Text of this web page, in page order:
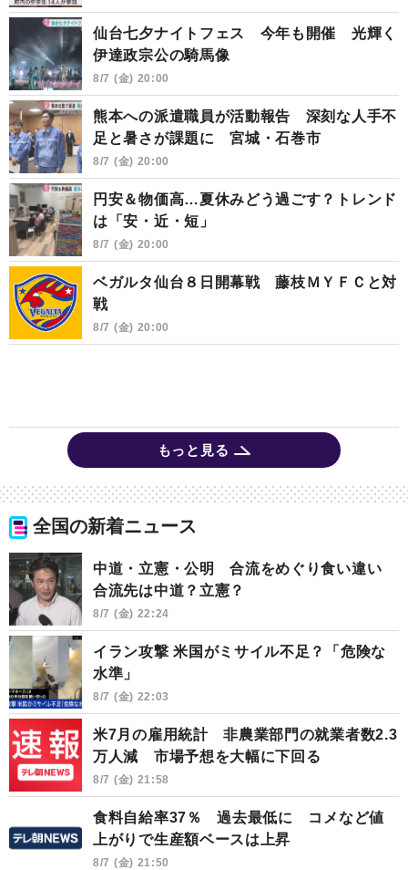
仙台七夕ナイトフェス 今年も開催 光輝く
伊達政宗公の騎馬像
8/7 (金) 20:00
熊本への派遣職員が活動報告 深刻な人手不
足と暑さが課題に 宮城・石巻市
8/7 (金) 20:00
円安＆物価高…夏休みどう過ごす？トレンド
は「安・近・短」
8/7 (金) 20:00
ベガルタ仙台８日開幕戦 藤枝ＭＹＦＣと対
戦
8/7 (金) 20:00
もっと見る
全国の新着ニュース
中道・立憲・公明 合流をめぐり食い違い
合流先は中道？立憲？
8/7 (金) 22:24
イラン攻撃 米国がミサイル不足？「危険な
水準」
8/7 (金) 22:03
米7月の雇用統計 非農業部門の就業者数2.3
万人減 市場予想を大幅に下回る
8/7 (金) 21:58
食料自給率37％ 過去最低に コメなど値
上がりで生産額ベースは上昇
8/7 (金) 21:50